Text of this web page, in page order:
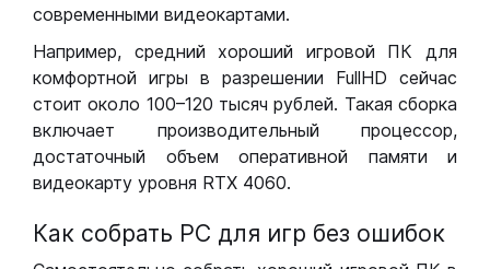
современными видеокартами.
Например, средний хороший игровой ПК для
комфортной игры в разрешении FullHD сейчас
стоит около 100–120 тысяч рублей. Такая сборка
включает производительный процессор,
достаточный объем оперативной памяти и
видеокарту уровня RTX 4060.
Как собрать РС для игр без ошибок